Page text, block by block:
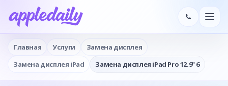
Главная Услуги
Замена дисплея
Замена дисплея iPad
Замена дисплея iPad Pro 12.9" 6